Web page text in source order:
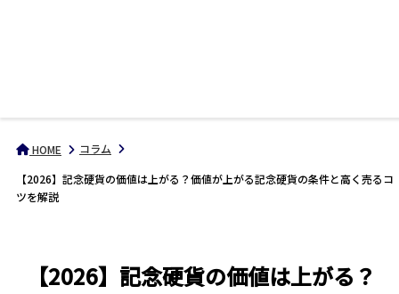
HOME
コラム
【2026】記念硬貨の価値は上がる？価値が上がる記念硬貨の条件と高く売るコ
ツを解説
【2026】記念硬貨の価値は上がる？